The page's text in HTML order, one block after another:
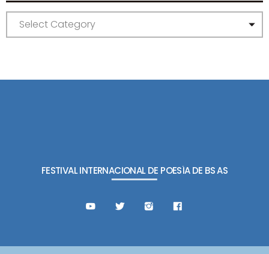
C
T
R
FESTIVAL INTERNACIONAL DE POESÍA DE BS AS